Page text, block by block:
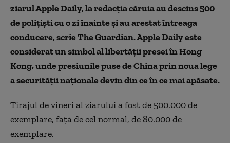
ziarul Apple Daily, la redacția căruia au descins 500
de polițiști cu o zi înainte și au arestat întreaga
conducere, scrie The Guardian. Apple Daily este
considerat un simbol al libertății presei în Hong
Kong, unde presiunile puse de China prin noua lege
a securității naționale devin din ce în ce mai apăsate.
Tirajul de vineri al ziarului a fost de 500.000 de
exemplare, față de cel normal, de 80.000 de
exemplare.